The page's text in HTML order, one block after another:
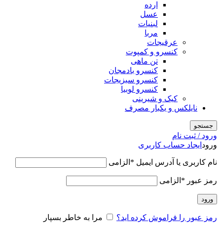
ارده
عسل
لبنیات
مربا
عرقیجات
کنسرو و کمپوت
تن ماهی
کنسرو بادمجان
کنسرو سبزیجات
کنسرو لوبیا
کیک و شیرینی
نایلکس و یکبار مصرف
جستجو
ورود / ثبت نام
ورود ایجاد حساب کاربری
نام کاربری یا آدرس ایمیل * الزامی
رمز عبور * الزامی
ورود
رمز عبور را فراموش کرده اید؟ مرا به خاطر بسپار